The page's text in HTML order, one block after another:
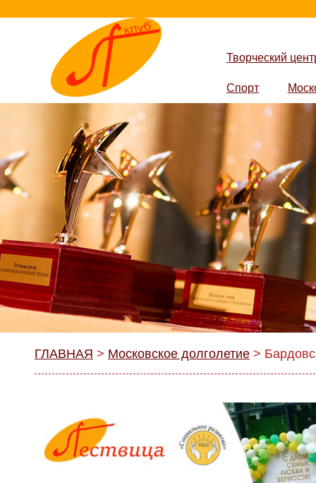
Творческий
Спорт
ГЛАВНАЯ > Московское долголетие >